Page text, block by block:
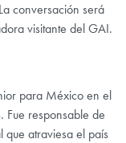
conversación será
visitante del GAI.
para México en el
responsable de
que atraviesa el país